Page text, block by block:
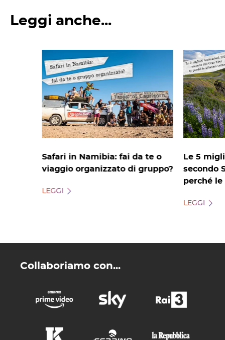
Leggi anche...
Safari in Namibia: fai da te o
viaggio organizzato di gruppo?
LEGGI
Le 5
secondo
perché
LEGGI
Collaboriamo con...